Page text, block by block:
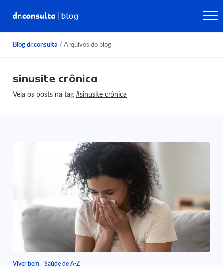
Blog dr.consulta / Arquivos do blog
sinusite crônica
Veja os posts na tag#sinusite crônica
Viver bem Saúde de A-Z